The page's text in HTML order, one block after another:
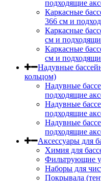
подходящие
Каркасные
366 см и
Каркасные
cм и
Каркасные
см и
Надувные
кольцом)
Надувные
подходящие
Надувные
подходящие
Надувные
подходящие
Аксессуары для
Химия для
Фильтрующие
Наборы для
Покрывала